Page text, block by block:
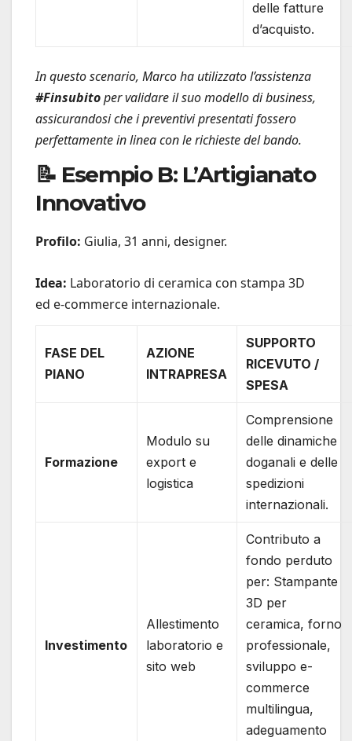
delle fatture
d’acquisto.
In questo scenario, Marco ha utilizzato l’assistenza
#Finsubitoper validare il suo modello di business,
assicurandosi che i preventivi presentati fossero
perfettamente in linea con le richieste del bando.
📝 Esempio B: L’Artigianato
Innovativo
Profilo: Giulia, 31 anni, designer.
Idea: Laboratorio di ceramica con stampa 3D
ed e-commerce internazionale.
FASE DEL
PIANO
AZIONE
INTRAPRESA
SUPPORTO
RICEVUTO /
SPESA
Formazione
Modulo su
export e
logistica
Comprensione
delle dinamiche
doganali e delle
spedizioni
internazionali.
Investimento
Allestimento
laboratorio e
sito web
Contributo a
fondo perduto
per: Stampante
3D per
ceramica, forno
professionale,
sviluppo e-
commerce
multilingua,
adeguamento